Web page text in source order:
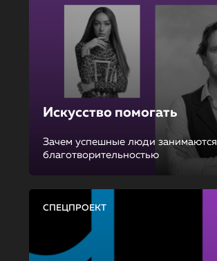
Искусство помогать
Зачем успешные люди занимаются
благотворительностью
СПЕЦПРОЕКТ